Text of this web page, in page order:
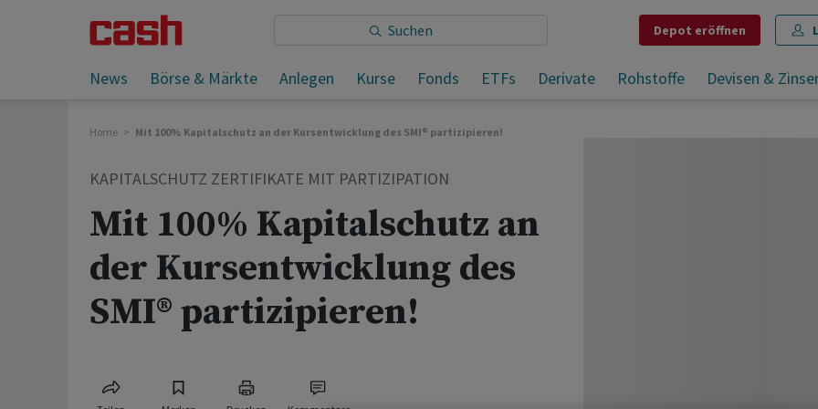
Depot eröffnen
News Börse & Märkte Anlegen Kurse Fonds ETFs Derivate Rohstoffe Devisen &
Sie lesen: Mit 100% Kapitalschutz an der Kursentwicklung des SMI® partizipieren!
Teilen Merken Drucken Kommentare
Home Mit 100% Kapitalschutz an der Kursentwicklung des SMI® partizipieren!
KAPITALSCHUTZ ZERTIFIKATE MIT PARTIZIPATION
Mit 100% Kapitalschutz an
der Kursentwicklung des
SMI® partizipieren!